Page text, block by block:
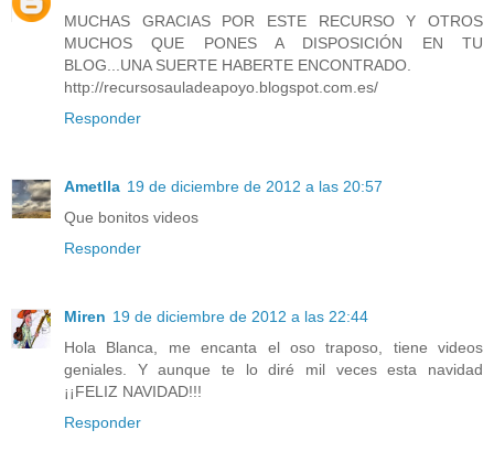
MUCHAS GRACIAS POR ESTE RECURSO Y OTROS
MUCHOS QUE PONES A DISPOSICIÓN EN TU
BLOG...UNA SUERTE HABERTE ENCONTRADO.
http://recursosauladeapoyo.blogspot.com.es/
Responder
Ametlla 19 de diciembre de 2012 a las 20:57
Que bonitos videos
Responder
Miren 19 de diciembre de 2012 a las 22:44
Hola Blanca, me encanta el oso traposo, tiene videos
geniales. Y aunque te lo diré mil veces esta navidad
¡¡FELIZ NAVIDAD!!!
Responder